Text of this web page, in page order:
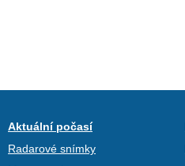
Aktuální počasí
Radarové snímky